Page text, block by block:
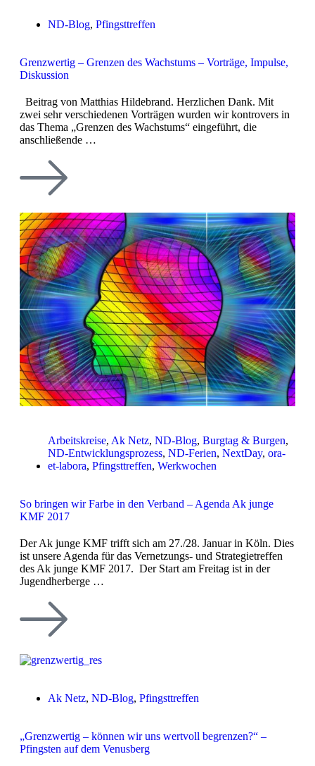
ND-Blog, Pfingsttreffen
Grenzwertig – Grenzen des Wachstums – Vorträge, Impulse,
Diskussion
Beitrag von Matthias Hildebrand. Herzlichen Dank. Mit
zwei sehr verschiedenen Vorträgen wurden wir kontrovers in
das Thema „Grenzen des Wachstums“ eingeführt, die
anschließende …
Arbeitskreise, Ak Netz, ND-Blog, Burgtag & Burgen,
ND-Entwicklungsprozess, ND-Ferien, NextDay, ora-
et-labora, Pfingsttreffen, Werkwochen
So bringen wir Farbe in den Verband – Agenda Ak junge
KMF 2017
Der Ak junge KMF trifft sich am 27./28. Januar in Köln. Dies
ist unsere Agenda für das Vernetzungs- und Strategietreffen
des Ak junge KMF 2017. Der Start am Freitag ist in der
Jugendherberge …
Ak Netz, ND-Blog, Pfingsttreffen
„Grenzwertig – können wir uns wertvoll begrenzen?“ –
Pfingsten auf dem Venusberg